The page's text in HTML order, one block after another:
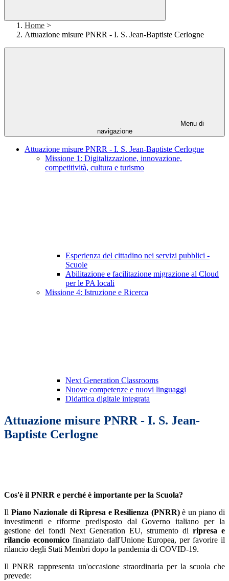
Home >
Attuazione misure PNRR - I. S. Jean-Baptiste Cerlogne
Menu di
navigazione
Attuazione misure PNRR - I. S. Jean-Baptiste Cerlogne
Missione 1: Digitalizzazione, innovazione,
competitività, cultura e turismo
Esperienza del cittadino nei servizi pubblici -
Scuole
Abilitazione e facilitazione migrazione al Cloud
per le PA locali
Missione 4: Istruzione e Ricerca
Next Generation Classrooms
Nuove competenze e nuovi linguaggi
Didattica digitale integrata
Attuazione misure PNRR - I. S. Jean-
Baptiste Cerlogne
Cos'è il PNRR e perché è importante per la Scuola?
Il Piano Nazionale di Ripresa e Resilienza (PNRR)è un piano di
investimenti e riforme predisposto dal Governo italiano per la
gestione dei fondi Next Generation EU, strumento di ripresa e
rilancio economicofinanziato dall'Unione Europea,per favorire il
rilancio degli Stati Membri dopo la pandemia di COVID-19.
Il PNRR rappresenta un'occasione straordinaria per la scuola che
prevede: